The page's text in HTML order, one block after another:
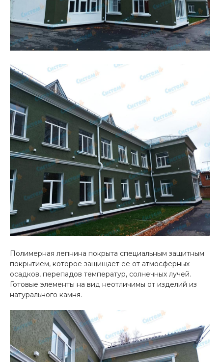
Полимерная лепнина покрыта специальным защитным
покрытием, которое защищает ее от атмосферных
осадков, перепадов температур, солнечных лучей.
Готовые элементы на вид неотличимы от изделий из
натурального камня.